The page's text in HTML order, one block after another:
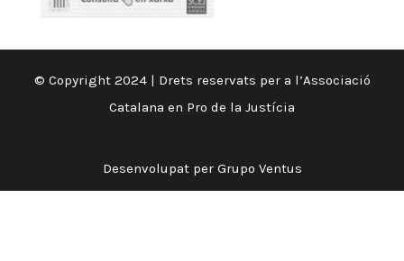
© Copyright 2024 | Drets reservats per a l’Associació
Catalana en Pro de la Justícia
Desenvolupat per Grupo Ventus